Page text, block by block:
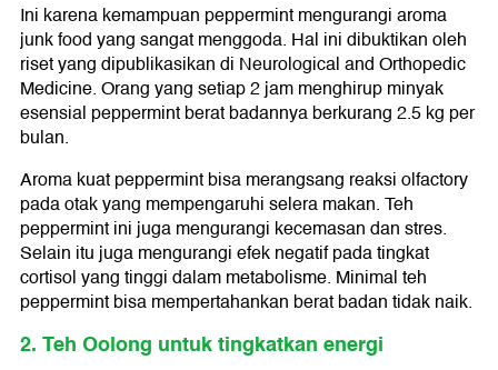
Ini karena kemampuan peppermint mengurangi aroma
junk food yang sangat menggoda. Hal ini dibuktikan oleh
riset yang dipublikasikan di Neurological and Orthopedic
Medicine. Orang yang setiap 2 jam menghirup minyak
esensial peppermint berat badannya berkurang 2.5 kg per
bulan.
Aroma kuat peppermint bisa merangsang reaksi olfactory
pada otak yang mempengaruhi selera makan. Teh
peppermint ini juga mengurangi kecemasan dan stres.
Selain itu juga mengurangi efek negatif pada tingkat
cortisol yang tinggi dalam metabolisme. Minimal teh
peppermint bisa mempertahankan berat badan tidak naik.
2. Teh Oolong untuk tingkatkan energi